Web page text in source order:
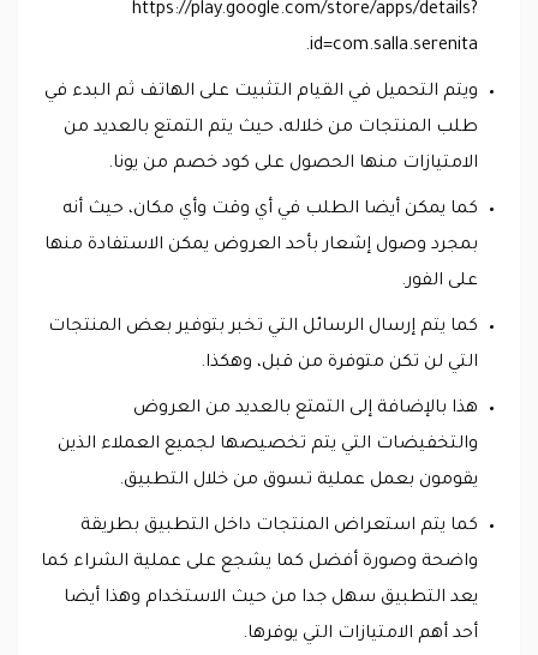
https://play.google.com/store/apps/details?
id=com.salla.serenita.
ويتم التحميل في القيام التثبيت على الهاتف ثم البدء في
طلب المنتجات من خلاله، حيث يتم التمتع بالعديد من
الامتيازات منها الحصول على كود خصم من يونا.
كما يمكن أيضا الطلب في أي وقت وأي مكان، حيث أنه
بمجرد وصول إشعار بأحد العروض يمكن الاستفادة منها
على الفور.
كما يتم إرسال الرسائل التي تخبر بتوفير بعض المنتجات
التي لن تكن متوفرة من قبل، وهكذا.
هذا بالإضافة إلى التمتع بالعديد من العروض
والتخفيضات التي يتم تخصيصها لجميع العملاء الذين
يقومون بعمل عملية تسوق من خلال التطبيق.
كما يتم استعراض المنتجات داخل التطبيق بطريقة
واضحة وصورة أفضل كما يشجع على عملية الشراء كما
يعد التطبيق سهل جدا من حيث الاستخدام وهذا أيضا
أحد أهم الامتيازات التي يوفرها.